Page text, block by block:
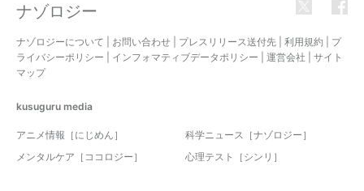
ナゾロジー
ナゾロジーについて お問い合わせ プレスリリース送付先 利用規約
プ
ライバシーポリシー
インフォマティブデータポリシー 運営会社
サイト
マップ
kusuguru media
アニメ情報［にじめん］
科学ニュース［ナゾロジー］
メンタルケア［ココロジー］
心理テスト［シンリ］